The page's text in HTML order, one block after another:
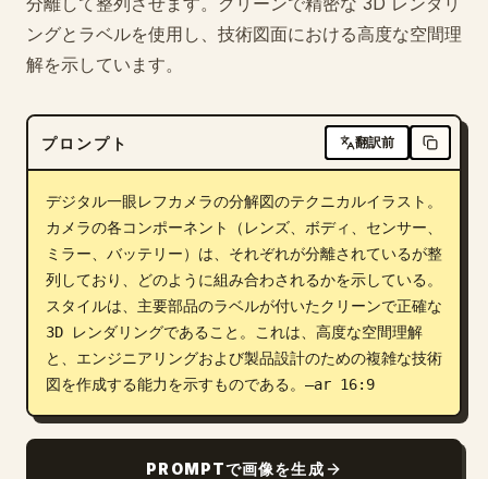
料金
ブログ
更新情報
ングとラベルを使用し、技術図面における高度な空間理
解を示しています。
プロンプト 翻訳前
デジタル一眼レフカメラの分解図のテクニカルイラスト。
カメラの各コンポーネント（レンズ、ボディ、センサー、
ミラー、バッテリー）は、それぞれが分離されているが整
列しており、どのように組み合わされるかを示している。
スタイルは、主要部品のラベルが付いたクリーンで正確な
3D レンダリングであること。これは、高度な空間理解
と、エンジニアリングおよび製品設計のための複雑な技術
図を作成する能力を示すものである。–ar 16:9
PROMPTで画像を生成